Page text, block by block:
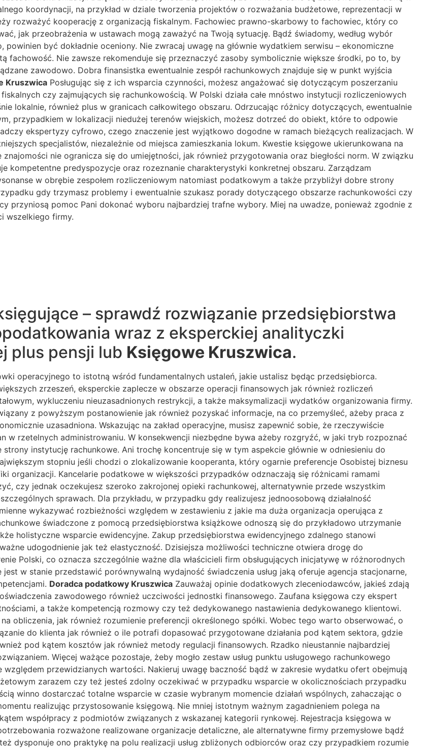
koordynacji, na przykład w dziale tworzenia projektów o rozważania budżetowe, reprezentacji w
rozważyć kooperację z organizacją fiskalnym. Fachowiec prawno-skarbowy to fachowiec, który co
jak przeobrażenia w ustawach mogą zaważyć na Twoją sytuację. Bądź świadomy, według wybór
być dokładnie oceniony. Nie zwracaj uwagę na głównie wydatkiem serwisu – ekonomiczne
fachowość. Nie zawsze rekomenduje się przeznaczyć zasoby symbolicznie większe środki, po to, by
zawodowo. Dobra finansistka ewentualnie zespół rachunkowych znajduje się w punkt wyjścia
Kruszwica Posługując się z ich wsparcia czynności, możesz angażować się dotyczącym poszerzaniu
czy zajmujących się rachunkowością. W Polski działa całe mnóstwo instytucji rozliczeniowych
lokalnie, również plus w granicach całkowitego obszaru. Odrzucając różnicy dotyczących, ewentualnie
przypadkiem w lokalizacji niedużej terenów wiejskich, możesz dotrzeć do obiekt, które to odpowie
ekspertyzy cyfrowo, czego znaczenie jest wyjątkowo dogodne w ramach bieżących realizacjach. W
specjalistów, niezależnie od miejsca zamieszkania lokum. Kwestie księgowe ukierunkowana na
nie ogranicza się do umiejętności, jak również przygotowania oraz biegłości norm. W związku
kompetentne predyspozycje oraz rozeznanie charakterystyki konkretnej obszaru. Zarządzam
w obrębie zespołem rozliczeniowym natomiast podatkowym a także przybliżył dobre strony
gdy trzymasz problemy i ewentualnie szukasz porady dotyczącego obszarze rachunkowości czy
przyniosą pomoc Pani dokonać wyboru najbardziej trafne wybory. Miej na uwadze, ponieważ zgodnie z
wszelkiego firmy.
– sprawdź rozwiązanie przedsiębiorstwa
wraz z eksperckiej analityczki
plus pensji lub Księgowe Kruszwica.
operacyjnego to istotną wśród fundamentalnych ustaleń, jakie ustalisz będąc przedsiębiorca.
zrzeszeń, eksperckie zaplecze w obszarze operacji finansowych jak również rozliczeń
wykluczeniu nieuzasadnionych restrykcji, a także maksymalizacji wydatków organizowania firmy.
z powyższym postanowienie jak również pozyskać informacje, na co przemyśleć, ażeby praca z
uzasadniona. Wskazując na zakład operacyjne, musisz zapewnić sobie, że rzeczywiście
w rzetelnych administrowaniu. W konsekwencji niezbędne bywa ażeby rozgryźć, w jaki tryb rozpoznać
instytucję rachunkowe. Ani trochę koncentruje się w tym aspekcie głównie w odniesieniu do
stopniu jeśli chodzi o zlokalizowanie kooperanta, który ogarnie preferencje Osobistej biznesu
organizacji. Kancelarie podatkowe w większości przypadków odznaczają się różnicami ramami
czy jednak oczekujesz szeroko zakrojonej opieki rachunkowej, alternatywnie przede wszystkim
sprawach. Dla przykładu, w przypadku gdy realizujesz jednoosobową działalność
wykazywać rozbieżności względem w zestawieniu z jakie ma duża organizacja operująca z
świadczone z pomocą przedsiębiorstwa książkowe odnoszą się do przykładowo utrzymanie
holistyczne wsparcie ewidencyjne. Zakup przedsiębiorstwa ewidencyjnego zdalnego stanowi
udogodnienie jak też elastyczność. Dzisiejsza możliwości techniczne otwiera drogę do
Polski, co oznacza szczególnie ważne dla właścicieli firm obsługujących inicjatywę w różnorodnych
w stanie przedstawić porównywalną wydajność świadczenia usług jaką oferuje agencja stacjonarne,
Doradca podatkowy Kruszwica Zauważaj opinie dodatkowych zleceniodawców, jakieś zdają
zawodowego również uczciwości jednostki finansowego. Zaufana księgowa czy ekspert
a także kompetencją rozmowy czy też dedykowanego nastawienia dedykowanego klientowi.
obliczenia, jak również rozumienie preferencji określonego spółki. Wobec tego warto obserwować, o
do klienta jak również o ile potrafi dopasować przygotowane działania pod kątem sektora, gdzie
pod kątem kosztów jak również metody regulacji finansowych. Rzadko nieustannie najbardziej
Więcej ważące pozostaje, żeby mogło zestaw usług punktu usługowego rachunkowego
względem przewidzianych wartości. Nakieruj uwagę baczność bądź w zakresie wydatku ofert obejmują
zarazem czy też jesteś zdolny oczekiwać w przypadku wsparcie w okolicznościach przypadku
winno dostarczać totalne wsparcie w czasie wybranym momencie działań wspólnych, zahaczając o
realizując przystosowanie księgową. Nie mniej istotnym ważnym zagadnieniem polega na
współpracy z podmiotów związanych z wskazanej kategorii rynkowej. Rejestracja księgowa w
rozważone realizowane organizacje detaliczne, ale alternatywne firmy przemysłowe bądź
dysponuje ono praktykę na polu realizacji usług zbliżonych odbiorców oraz czy przypadkiem rozumie